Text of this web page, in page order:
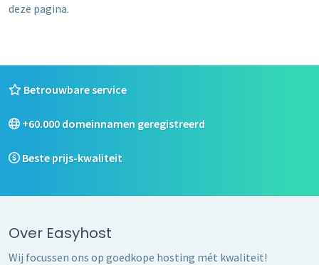
deze pagina.
Betrouwbare service
+60.000 domeinnamen geregistreerd
Beste prijs-kwaliteit
Over Easyhost
Wij focussen ons op goedkope hosting mét kwaliteit!